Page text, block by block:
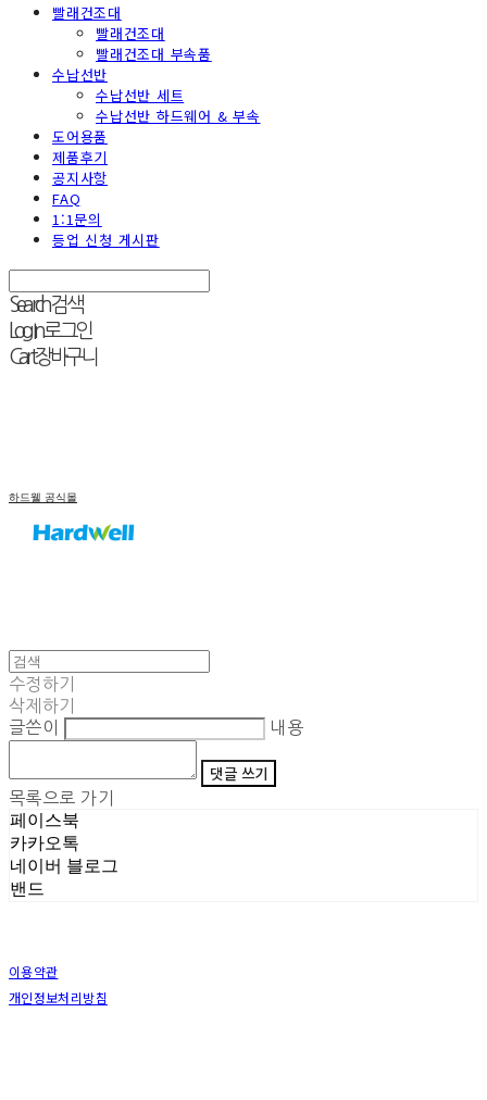
빨래건조대
빨래건조대
빨래건조대 부속품
수납선반
수납선반 세트
수납선반 하드웨어 & 부속
도어용품
제품후기
공지사항
FAQ
1:1문의
등업 신청 게시판
Search검색
Log In로그인
Cart장바구니
하드웰 공식몰
수정하기
삭제하기
글쓴이
내용
댓글 쓰기
목록으로 가기
페이스북
카카오톡
네이버 블로그
밴드
이용약관
개인정보처리방침